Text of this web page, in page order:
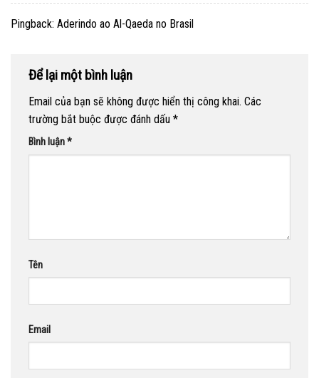
Pingback: Aderindo ao Al-Qaeda no Brasil
Để lại một bình luận
Email của bạn sẽ không được hiển thị công khai. Các
trường bắt buộc được đánh dấu *
Bình luận*
Tên
Email